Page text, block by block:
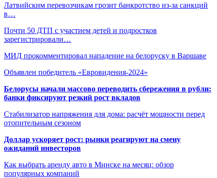
Латвийским перевозчикам грозит банкротство из-за санкций
в…
Почти 50 ДТП с участием детей и подростков
зарегистрировали…
МИД прокомментировал нападение на белоруску в Варшаве
Объявлен победитель «Евровидения-2024»
Белорусы начали массово переводить сбережения в рубли:
банки фиксируют резкий рост вкладов
Стабилизатор напряжения для дома: расчёт мощности перед
отопительным сезоном
Доллар ускоряет рост: рынки реагируют на смену
ожиданий инвесторов
Как выбрать аренду авто в Минске на месяц: обзор
популярных компаний